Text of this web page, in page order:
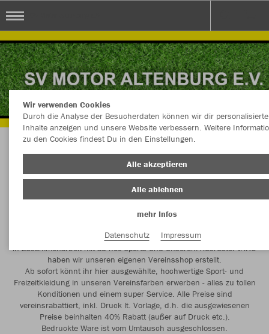
SV Motor Altenburg e.V.
in Zusammenarbeit mit ad hoc sports und unserem Ausrüster JAKO
haben wir unseren eigenen Vereinsshop erstellt.
Ab sofort könnt ihr hier ausgewählte, hochwertige Sport- und
Freizeitkleidung in unseren Vereinsfarben erwerben - alles zu tollen
Konditionen und einem super Service. Alle Preise sind
vereinsrabattiert, inkl. Druck lt. Vorlage, d.h. die ausgewiesenen
Preise beinhalten 40% Rabatt (außer auf Druck etc.).
Bedruckte Ware ist vom Umtausch ausgeschlossen.
Wir verwenden Cookies
Durch die Analyse der Besucherdaten können wir dir personalisierte
Inhalte anzeigen und unsere Website verbessern. Weitere
zu den Cookies findest Du in den Einstellungen.
Alle akzeptieren
Alle ablehnen
mehr Infos
Datenschutz
Impressum